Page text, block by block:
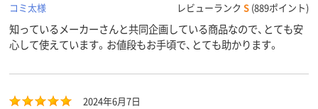
コミ太様
レビューランク S (889ポイント)
知っているメーカーさんと共同企画している商品なので、とても安
心して使えています。お値段もお手頃で、とても助かります。
2024年6月7日